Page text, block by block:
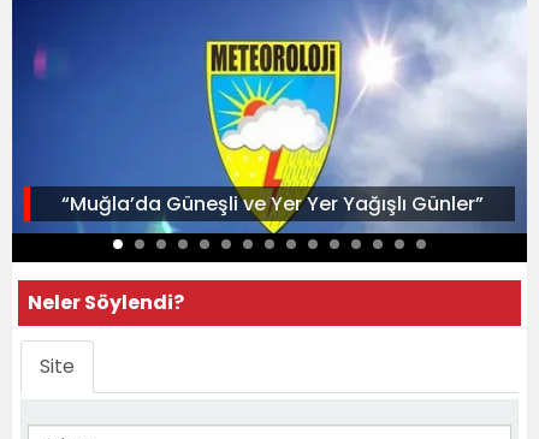
“Muğla’da Güneşli ve Yer Yer Yağışlı Günler”
Neler Söylendi?
Site